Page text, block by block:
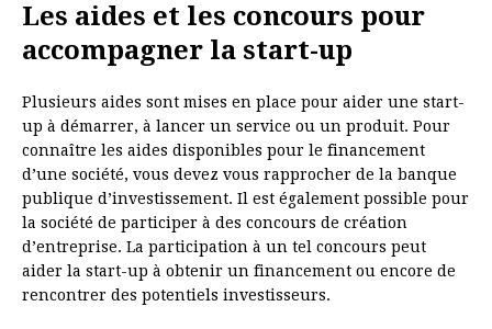
Les aides et les concours pour
accompagner la start-up
Plusieurs aides sont mises en place pour aider une start-
up à démarrer, à lancer un service ou un produit. Pour
connaître les aides disponibles pour le financement
d’une société, vous devez vous rapprocher de la banque
publique d’investissement. Il est également possible pour
la société de participer à des concours de création
d’entreprise. La participation à un tel concours peut
aider la start-up à obtenir un financement ou encore de
rencontrer des potentiels investisseurs.